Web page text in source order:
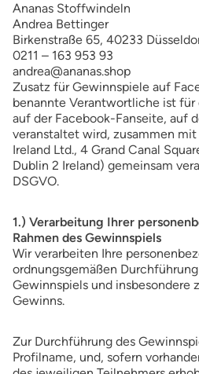
Ananas Stoffwindeln
Andrea Bettinger
Birkenstraße 65, 40233
0211 – 163 953 93
andrea@ananas.shop
Zusatz für Gewinnspiele auf
benannte Verantwortliche ist für
auf der Facebook-Fanseite, auf
veranstaltet wird, zusammen
Ireland Ltd., 4 Grand Canal
Dublin 2 Ireland) gemeinsam
DSGVO.
1.) Verarbeitung Ihrer
Rahmen des Gewinnspiels
Wir verarbeiten Ihre
ordnungsgemäßen
Gewinnspiels und insbesondere
Gewinns.
Zur Durchführung des
Profilname, und, sofern